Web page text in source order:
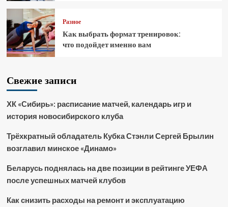
Разное
Как выбрать формат тренировок:
что подойдет именно вам
Свежие записи
ХК «Сибирь»: расписание матчей, календарь игр и
история новосибирского клуба
Трёхкратный обладатель Кубка Стэнли Сергей Брылин
возглавил минское «Динамо»
Беларусь поднялась на две позиции в рейтинге УЕФА
после успешных матчей клубов
Как снизить расходы на ремонт и эксплуатацию